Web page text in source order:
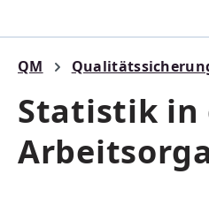
QM
Statistik in